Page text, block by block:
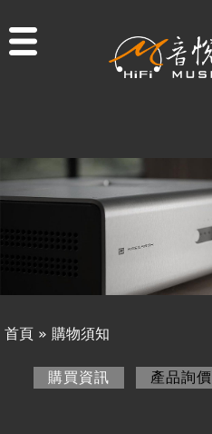
商品一覽
二手專區
視聽專欄
購物須知
購買資訊
您
首頁 » 購物須知
購買資訊 產品詢價